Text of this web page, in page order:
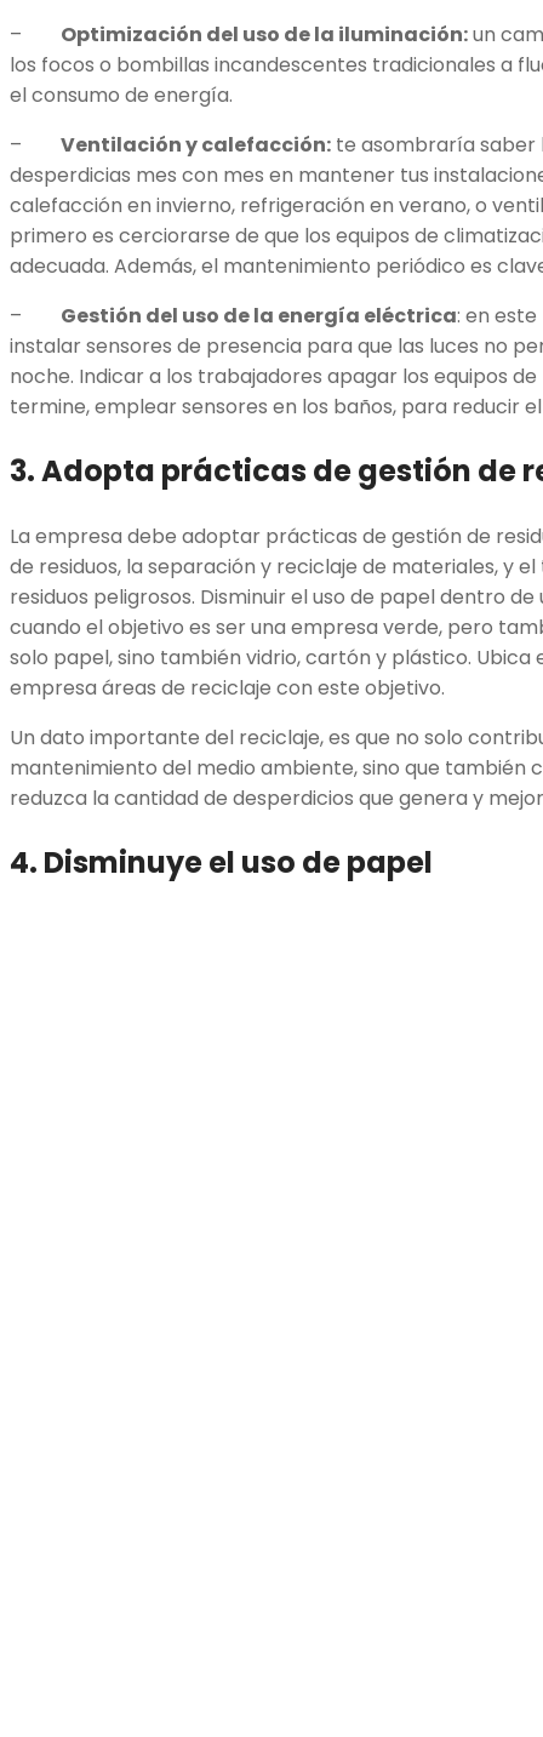
– Optimización del uso de la iluminación:un
los focos o bombillas incandescentes tradicionales a
el consumo de energía.
– Ventilación y calefacción: te asombraría saber
desperdicias mes con mes en mantener tus
calefacción en invierno, refrigeración en verano, o
primero es cerciorarse de que los equipos de
adecuada. Además, el mantenimiento periódico es
– Gestión del uso de la energía eléctrica: en
instalar sensores de presencia para que las luces no
noche. Indicar a los trabajadores apagar los equipos
termine, emplear sensores en los baños, para reducir
3. Adopta prácticas de gestión de
La empresa debe adoptar prácticas de gestión de
de residuos, la separación y reciclaje de materiales, y
residuos peligrosos. Disminuir el uso de papel dentro
cuando el objetivo es ser una empresa verde, pero
solo papel, sino también vidrio, cartón y plástico. Ubica
empresa áreas de reciclaje con este objetivo.
Un dato importante del reciclaje, es que no solo
mantenimiento del medio ambiente, sino que también
reduzca la cantidad de desperdicios que genera y
4. Disminuye el uso de papel